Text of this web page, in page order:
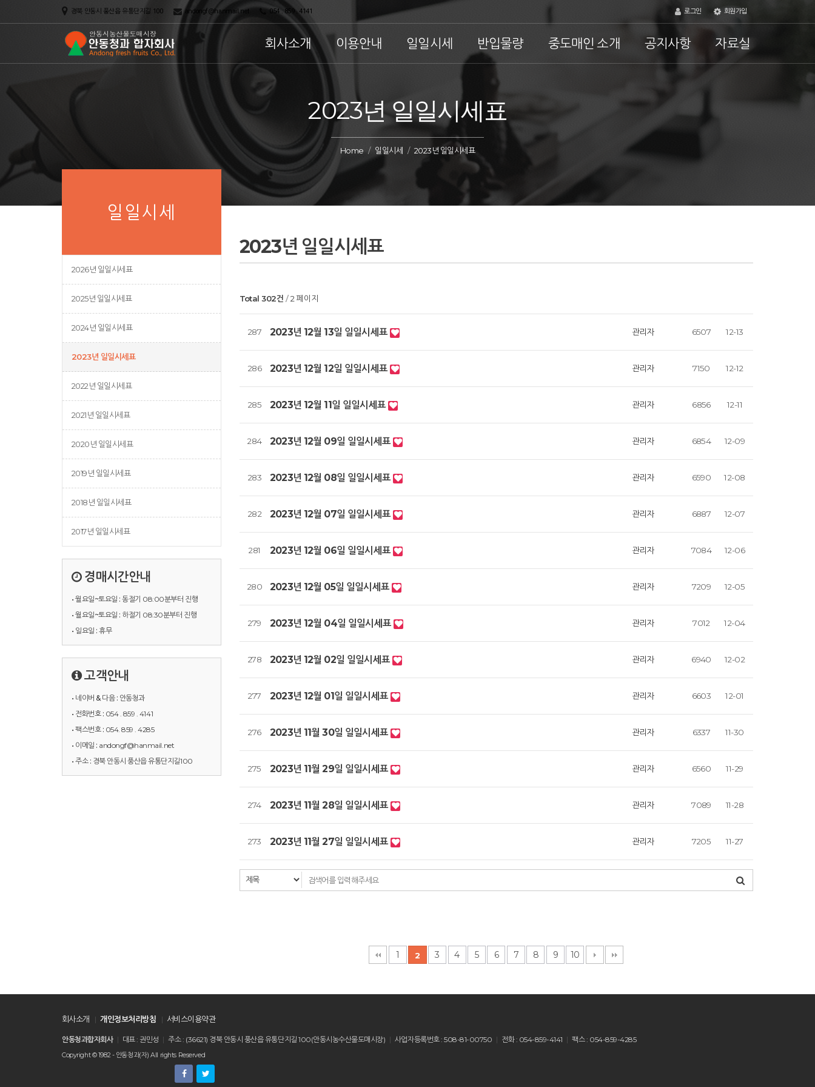
경북 안동시 풍산읍 유통단지길 100 andongf@hanmail.net 054 . 859 . 4141 로그인 회원가입
회사소개 이용안내 일일시세 반입물량 중도매인 소개 공지사항 자료실
2023년 일일시세표
Home 일일시세 2023년 일일시세표
일일시세
2026년 일일시세표
2025년 일일시세표
2024년 일일시세표
2023년 일일시세표
2022년 일일시세표
2021년 일일시세표
2020년 일일시세표
2019년 일일시세표
2018년 일일시세표
2017년 일일시세표
경매시간안내
• 월요일~토요일 : 동절기 08:00분부터 진행
• 월요일~토요일 : 하절기 08:30분부터 진행
• 일요일 : 휴무
고객안내
• 네이버 & 다음 : 안동청과
• 전화번호 : 054 . 859 . 4141
• 팩스번호 : 054. 859 . 4285
• 이메일 : andongf@hanmail.net
• 주소 : 경북 안동시 풍산읍 유통단지길100
2023년 일일시세표
Total 302건 2 페이지
287 2023년 12월 13일 일일시세표 관리자 6507 12-13
286 2023년 12월 12일 일일시세표 관리자 7150 12-12
285 2023년 12월 11일 일일시세표 관리자 6856 12-11
284 2023년 12월 09일 일일시세표 관리자 6854 12-09
283 2023년 12월 08일 일일시세표 관리자 6590 12-08
282 2023년 12월 07일 일일시세표 관리자 6887 12-07
281 2023년 12월 06일 일일시세표 관리자 7084 12-06
280 2023년 12월 05일 일일시세표 관리자 7209 12-05
279 2023년 12월 04일 일일시세표 관리자 7012 12-04
278 2023년 12월 02일 일일시세표 관리자 6940 12-02
277 2023년 12월 01일 일일시세표 관리자 6603 12-01
276 2023년 11월 30일 일일시세표 관리자 6337 11-30
275 2023년 11월 29일 일일시세표 관리자 6560 11-29
274 2023년 11월 28일 일일시세표 관리자 7089 11-28
273 2023년 11월 27일 일일시세표 관리자 7205 11-27
1 2 3 4 5 6 7 8 9 10
회사소개 개인정보처리방침 서비스이용약관
안동청과합자회사 대표 : 권민성 주소 : (36621) 경북 안동시 풍산읍 유통단지길 100(안동시농수산물도매시장) 사업자등록번호 : 508-81-00750 전화 : 054-859-4141 팩스 : 054-859-4285
Copyright © 1982 - 안동청과(자) All rights Reserved